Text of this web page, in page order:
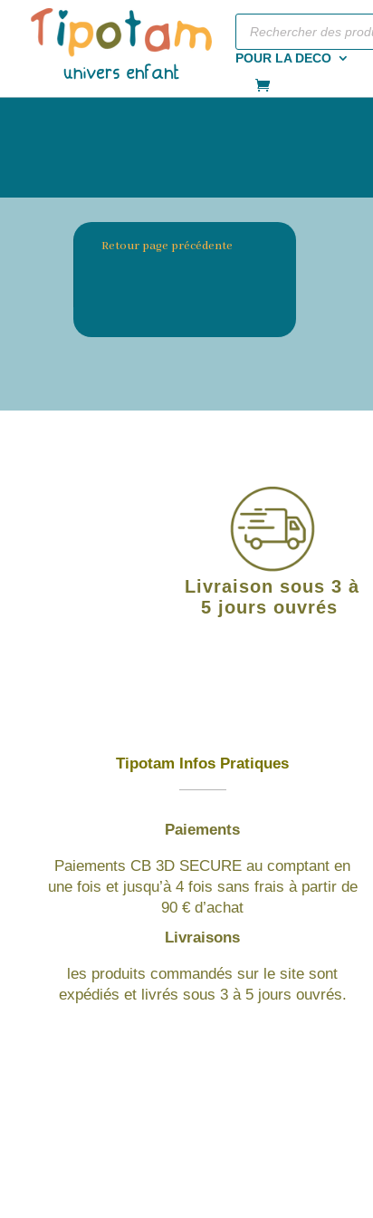
Recherche
produits
POUR LA DECO
Retour page précédente
Livraison sous 3 à
5 jours ouvrés
Tipotam Infos Pratiques
Paiements
Paiements CB 3D SECURE au comptant en
une fois et jusqu’à 4 fois sans frais à partir de
90 € d’achat
Livraisons
les produits commandés sur le site sont
expédiés et livrés sous 3 à 5 jours ouvrés.